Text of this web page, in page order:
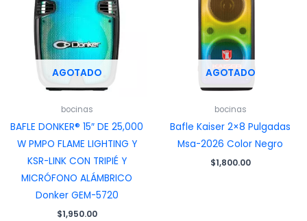
AGOTADO
bocinas
BAFLE DONKER® 15″ DE 25,000
W PMPO FLAME LIGHTING Y
KSR-LINK CON TRIPIÉ Y
MICRÓFONO ALÁMBRICO
Donker GEM-5720
$1,950.00
AGOTADO
bocinas
Bafle Kaiser 2×8 Pulgadas
Msa-2026 Color Negro
$1,800.00